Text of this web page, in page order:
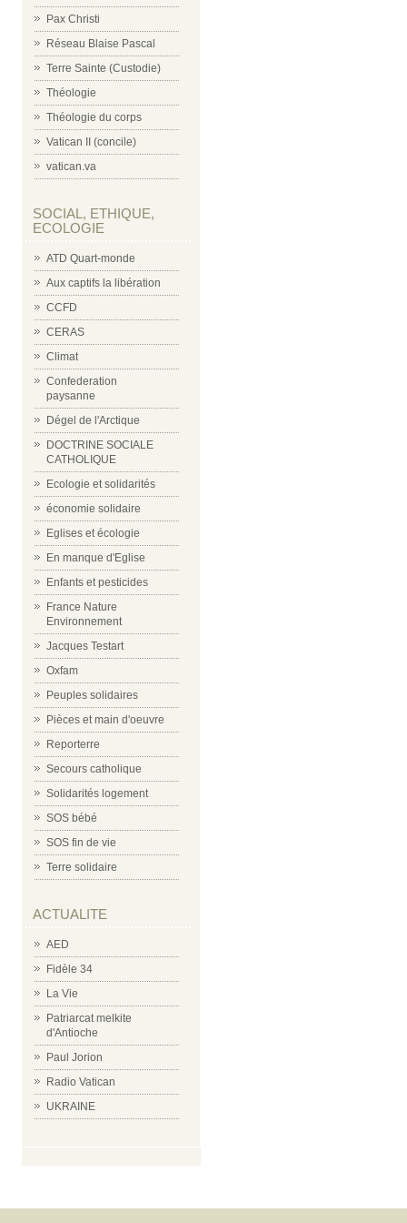
Pax Christi
Réseau Blaise Pascal
Terre Sainte (Custodie)
Théologie
Théologie du corps
Vatican II (concile)
vatican.va
SOCIAL, ETHIQUE,
ECOLOGIE
ATD Quart-monde
Aux captifs la libération
CCFD
CERAS
Climat
Confederation
paysanne
Dégel de l'Arctique
DOCTRINE SOCIALE
CATHOLIQUE
Ecologie et solidarités
économie solidaire
Eglises et écologie
En manque d'Eglise
Enfants et pesticides
France Nature
Environnement
Jacques Testart
Oxfam
Peuples solidaires
Pièces et main d'oeuvre
Reporterre
Secours catholique
Solidarités logement
SOS bébé
SOS fin de vie
Terre solidaire
ACTUALITE
AED
Fidèle 34
La Vie
Patriarcat melkite
d'Antioche
Paul Jorion
Radio Vatican
UKRAINE